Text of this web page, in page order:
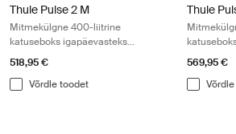
Thule Pulse 2 M
Mitmekülgne 400-liitrine
katuseboks igapäevasteks
seiklusteks
518,95 €
Võrdle toodet
Thule
seiklusteks
569,95 €